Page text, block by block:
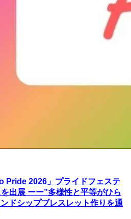
Pride 2026」プライドフェステ
出展 ーー”多様性と平等がひら
ドシップブレスレット作りを通